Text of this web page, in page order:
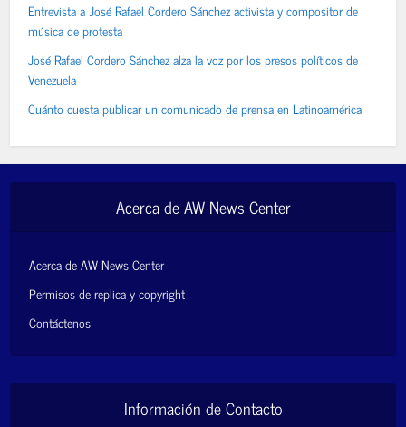
Entrevista a José Rafael Cordero Sánchez activista y compositor de
música de protesta
José Rafael Cordero Sánchez alza la voz por los presos políticos de
Venezuela
Cuánto cuesta publicar un comunicado de prensa en Latinoamérica
Acerca de AW News Center
Acerca de AW News Center
Permisos de replica y copyright
Contáctenos
Información de Contacto